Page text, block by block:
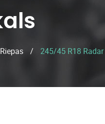
/ 245/45 R18